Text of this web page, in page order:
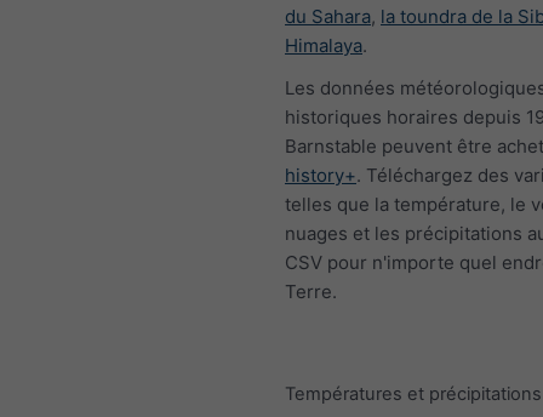
du Sahara, la toundra de la
Himalaya.
Les données
historiques horaires depuis
Barnstable peuvent être
history+. Téléchargez des
telles que la température, le
nuages et les précipitations
CSV pour n'importe quel
Terre.
Températures et